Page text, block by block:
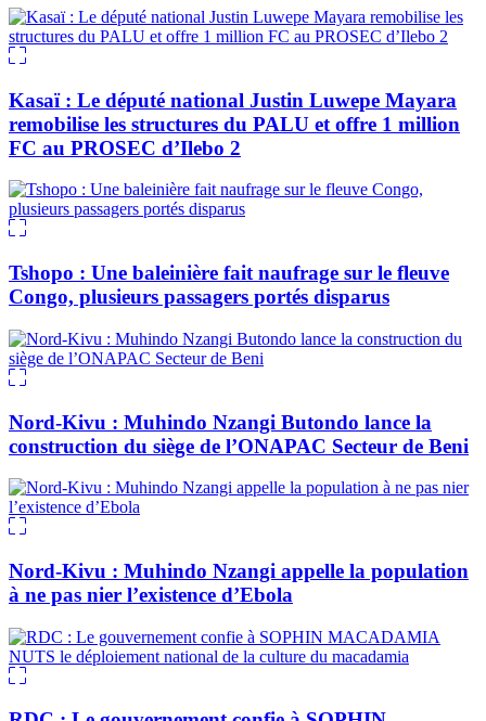
Kasaï : Le député national Justin Luwepe Mayara
remobilise les structures du PALU et offre 1 million
FC au PROSEC d’Ilebo 2
Tshopo : Une baleinière fait naufrage sur le fleuve
Congo, plusieurs passagers portés disparus
Nord-Kivu : Muhindo Nzangi Butondo lance la
construction du siège de l’ONAPAC Secteur de Beni
Nord-Kivu : Muhindo Nzangi appelle la population
à ne pas nier l’existence d’Ebola